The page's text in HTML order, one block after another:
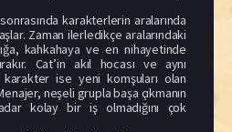
karakterlerin aralarında
Zaman ilerledikçe aralarındaki
kahkahaya ve en nihayetinde
Cat’in akıl hocası ve aynı
ise yeni komşuları olan
neşeli grupla başa çıkmanın
kolay bir iş olmadığını çok